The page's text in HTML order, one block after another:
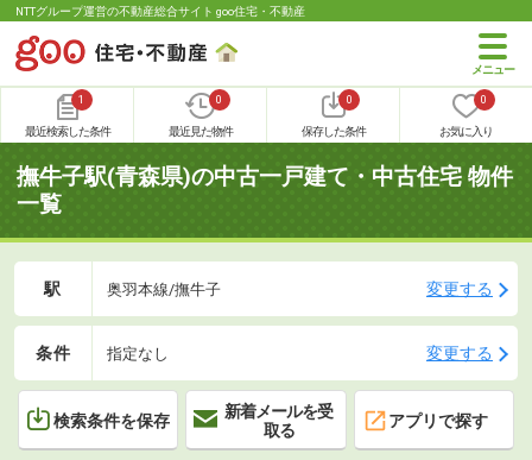
NTTグループ運営の不動産総合サイト goo住宅・不動産
1
最近検索した条件
0
最近見た物件
0
保存した条件
0
お気に入り
撫牛子駅(青森県)の中古一戸建て・中古住宅 物件
一覧
駅 奥羽本線/撫牛子 変更する
条件 指定なし 変更する
検索条件を保存
新着メールを受
取る
アプリで探す